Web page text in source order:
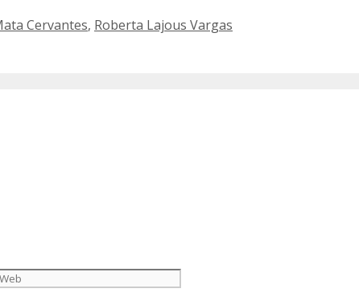
Cervantes, Roberta Lajous Vargas
Web